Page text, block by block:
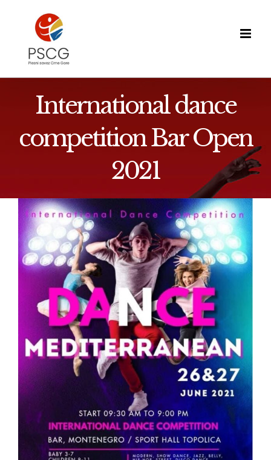
content
International dance
competition Bar Open
2021
View
Larger
Image